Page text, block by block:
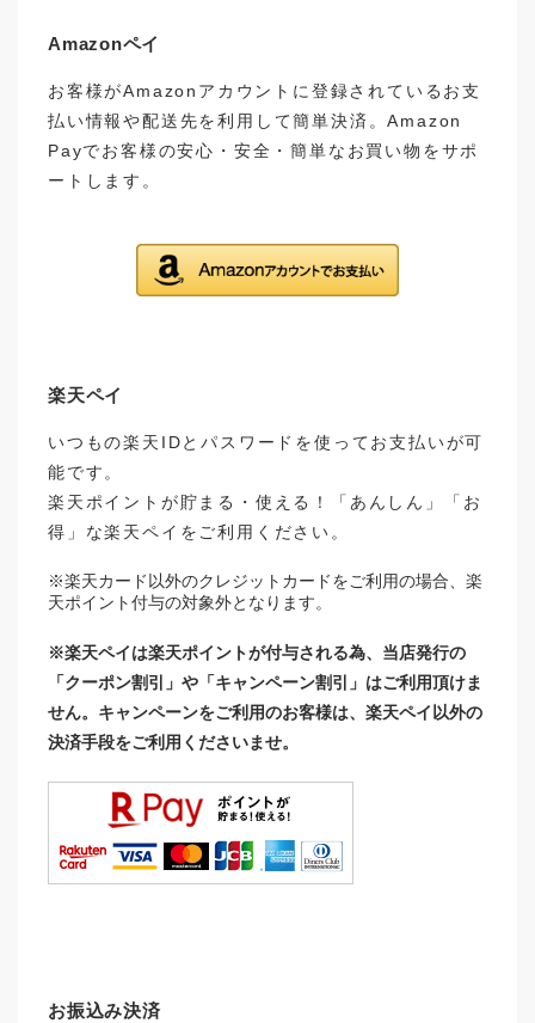
Amazonペイ
お客様がAmazonアカウントに登録されているお支
払い情報や配送先を利用して簡単決済。Amazon
Payでお客様の安心・安全・簡単なお買い物をサポ
ートします。
楽天ペイ
いつもの楽天IDとパスワードを使ってお支払いが可
能です。
楽天ポイントが貯まる・使える！「あんしん」「お
得」な楽天ペイをご利用ください。
※楽天カード以外のクレジットカードをご利用の場合、楽
天ポイント付与の対象外となります。
※楽天ペイは楽天ポイントが付与される為、当店発行の
「クーポン割引」や「キャンペーン割引」はご利用頂けま
せん。キャンペーンをご利用のお客様は、楽天ペイ以外の
決済手段をご利用くださいませ。
お振込み決済